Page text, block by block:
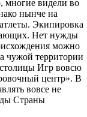
многие видели во
нынче на
Экипировка
Нет нужды
можно
чужой территории
Игр вовсю
центр». В
вовсе не
Страны